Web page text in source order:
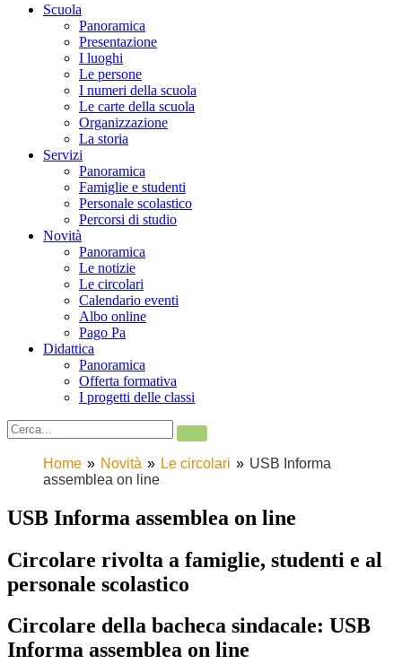
Scuola
Panoramica
Presentazione
I luoghi
Le persone
I numeri della scuola
Le carte della scuola
Organizzazione
La storia
Servizi
Panoramica
Famiglie e studenti
Personale scolastico
Percorsi di studio
Novità
Panoramica
Le notizie
Le circolari
Calendario eventi
Albo online
Pago Pa
Didattica
Panoramica
Offerta formativa
I progetti delle classi
Home Novità Le circolari
USB Informa
assemblea on line
USB Informa assemblea on line
Circolare rivolta a famiglie, studenti e al
personale scolastico
Circolare della bacheca sindacale: USB
Informa assemblea on line